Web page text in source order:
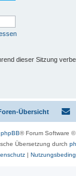
dieser Sitzung
Übersicht
phpBB® Forum Software
Übersetzung durch
|